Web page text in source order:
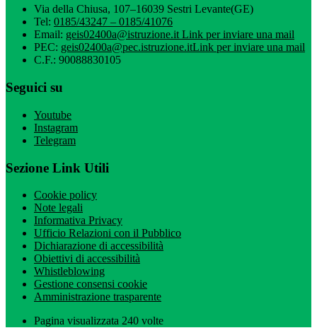
Via della Chiusa, 107–16039 Sestri Levante(GE)
Tel: 0185/43247 – 0185/41076
Email: geis02400a@istruzione.itLink per inviare una mail
PEC: geis02400a@pec.istruzione.itLink per inviare una mail
C.F.: 90088830105
Seguici su
Youtube
Instagram
Telegram
Sezione Link Utili
Cookie policy
Note legali
Informativa Privacy
Ufficio Relazioni con il Pubblico
Dichiarazione di accessibilità
Obiettivi di accessibilità
Whistleblowing
Gestione consensi cookie
Amministrazione trasparente
Pagina visualizzata 240 volte